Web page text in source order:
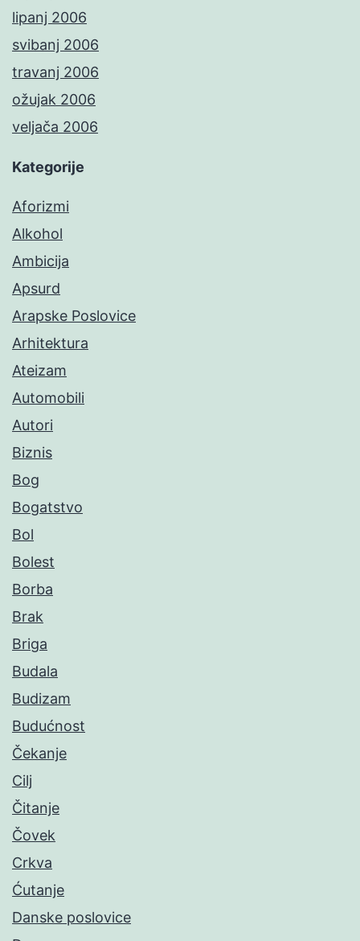
lipanj 2006
svibanj 2006
travanj 2006
ožujak 2006
veljača 2006
Kategorije
Aforizmi
Alkohol
Ambicija
Apsurd
Arapske Poslovice
Arhitektura
Ateizam
Automobili
Autori
Biznis
Bog
Bogatstvo
Bol
Bolest
Borba
Brak
Briga
Budala
Budizam
Budućnost
Čekanje
Cilj
Čitanje
Čovek
Crkva
Ćutanje
Danske poslovice